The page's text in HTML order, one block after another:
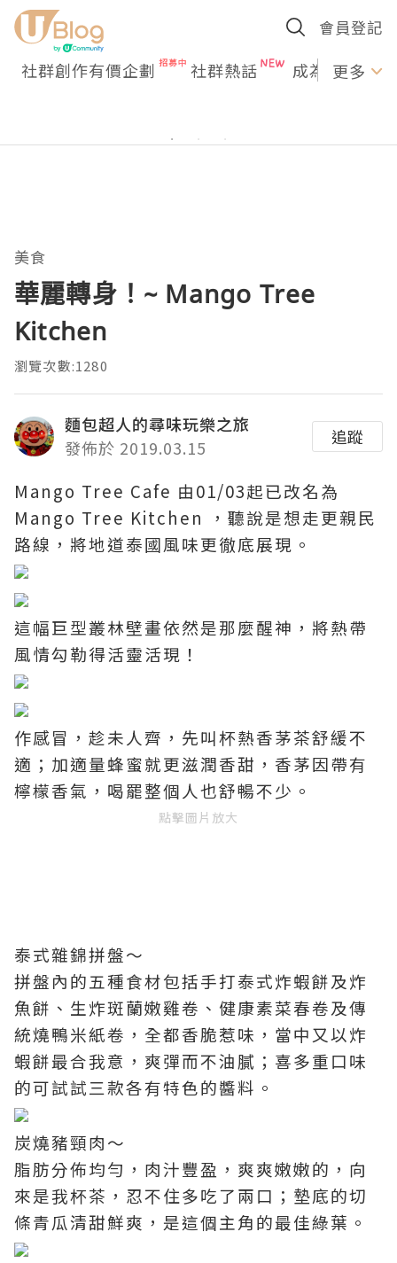
會員登記
社群創作有價企劃 社群熱話 成為U更多
美食
華麗轉身！~ Mango Tree
Kitchen
瀏覽次數:1280
麵包超人的尋味玩樂之旅
發佈於 2019.03.15
追蹤
Mango Tree Cafe 由01/03起已改名為
Mango Tree Kitchen ，聽說是想走更親民
路線，將地道泰國風味更徹底展現。
這幅巨型叢林壁畫依然是那麼醒神，將熱帶
風情勾勒得活靈活現！
作感冒，趁未人齊，先叫杯熱香茅茶舒緩不
適；加適量蜂蜜就更滋潤香甜，香茅因帶有
檸檬香氣，喝罷整個人也舒暢不少。
點擊圖片放大
泰式雜錦拼盤～
拼盤內的五種食材包括手打泰式炸蝦餅及炸
魚餅、生炸斑蘭嫩雞卷、健康素菜春卷及傳
統燒鴨米紙卷，全都香脆惹味，當中又以炸
蝦餅最合我意，爽彈而不油膩；喜多重口味
的可試試三款各有特色的醬料。
炭燒豬頸肉～
脂肪分佈均勻，肉汁豐盈，爽爽嫩嫩的，向
來是我杯茶，忍不住多吃了兩口；墊底的切
條青瓜清甜鮮爽，是這個主角的最佳綠葉。